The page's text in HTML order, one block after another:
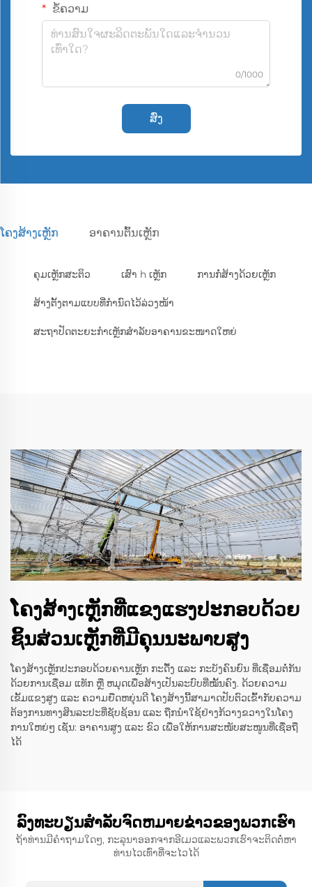
ຂໍ້ຄວາມ
0/1000
ສົ່ງ
ໂຄງສ້າງເຫຼັກ ອາຄານຕົ້ນເຫຼັກ
ຄຸມເຫຼັກສະຕິວ ເສົາ h ເຫຼັກ ການກໍ່ສ້າງດ້ວຍເຫຼັກ
ສ້າງຕັ້ງຕາມແບບທີ່ກຳນົດໄວ້ລ່ວງໜ້າ
ສະຖາປັດຕະຍະກຳເຫຼັກສຳລັບອາຄານຂະໜາດໃຫຍ່
ໂຄງສ້າງເຫຼັກທີ່ແຂງແຮງປະກອບດ້ວຍ
ຊິ້ນສ່ວນເຫຼັກທີ່ມີຄຸນນະພາບສູງ
ໂຄງສ້າງເຫຼັກປະກອບດ້ວຍຄານເຫຼັກ ກະດື້ງ ແລະ ກະບັງຄົນຍົນ ທີ່ເຊື່ອມຕໍ່ກັນ
ດ້ວຍການເຊື່ອມ ແທັກ ຫຼື ຫມຸດເພື່ອສ້າງເປັນລະບົບທີ່ໝັ້ນຄົງ. ດ້ວຍຄວາມ
ເຂັ້ມແຂງສູງ ແລະ ຄວາມຍືດຫຍຸ່ນດີ ໂຄງສ້າງນີ້ສາມາດປັບຕົວເຂົ້າກັບຄວາມ
ຕ້ອງການທາງສິນລະປະທີ່ຊັບຊ້ອນ ແລະ ຖືກນຳໃຊ້ຢ່າງກ້ວາງຂວາງໃນໂຄງ
ການໃຫຍ່ໆ ເຊັ່ນ: ອາຄານສູງ ແລະ ຂົວ ເພື່ອໃຫ້ການສະໜັບສະໜູນທີ່ເຊື່ອຖື
ໄດ້
ລົງທະບຽນສໍາລັບຈົດຫມາຍຂ່າວຂອງພວກເຮົາ
ຖ້າທ່ານມີຄໍາຖາມໃດໆ, ກະລຸນາອອກຈາກອີເມວແລະພວກເຮົາຈະຕິດຕໍ່ຫາ
ທ່ານໄວເທົ່າທີ່ຈະໄວໄດ້